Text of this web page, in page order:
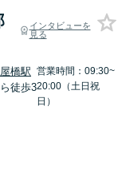
インタビューを
見る
橋駅
徒歩3
営業時間：09:30~
20:00（土日祝
日）